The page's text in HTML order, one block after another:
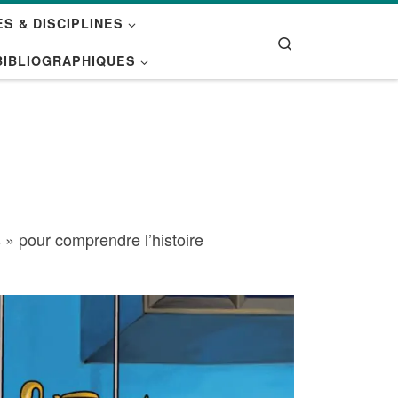
& DISCIPLINES
pour comprendre l’histoire